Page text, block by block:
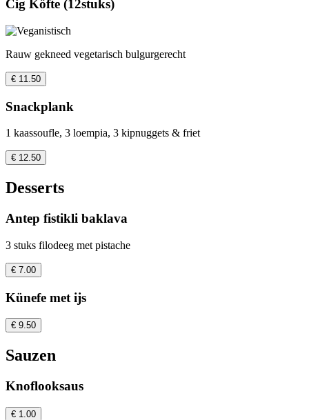
Cig Köfte (12stuks)
Rauw gekneed vegetarisch bulgurgerecht
€ 11.50
Snackplank
1 kaassoufle, 3 loempia, 3 kipnuggets & friet
€ 12.50
Desserts
Antep fistikli baklava
3 stuks filodeeg met pistache
€ 7.00
Künefe met ijs
€ 9.50
Sauzen
Knoflooksaus
€ 1.00